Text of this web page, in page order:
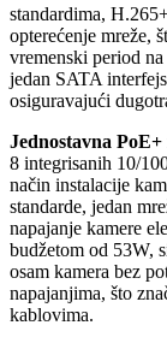
standardima,
opterećenje mreže,
vremenski period
jedan SATA
osiguravajući
Jednostavna
8 integrisanih 10/
način instalacije
standarde, jedan
napajanje kamere
budžetom od 53W,
osam kamera bez
napajanjima, što
kablovima.